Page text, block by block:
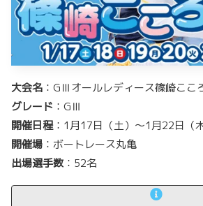
大会名 ：GⅢオールレディース篠崎ここ
グレード ：GⅢ
開催日程：1月17日（土）～1月22日（木
開催場 ：ボートレース丸亀
出場選手数：52名